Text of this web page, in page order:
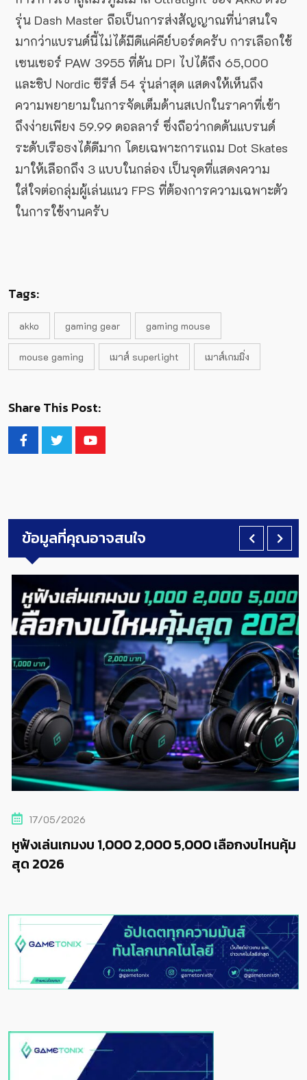
รุ่น Dash Master ถือเป็นการส่งสัญญาณที่น่าสนใจ
มากว่าแบรนด์นี้ไม่ได้มีดีแค่คีย์บอร์ดครับ การเลือกใช้
เซนเซอร์ PAW 3955 ที่ดัน DPI ไปได้ถึง 65,000
และชิป Nordic ซีรีส์ 54 รุ่นล่าสุด แสดงให้เห็นถึง
ความพยายามในการจัดเต็มด้านสเปกในราคาที่เข้า
ถึงง่ายเพียง 59.99 ดอลลาร์ ซึ่งถือว่ากดดันแบรนด์
ระดับเรือธงได้ดีมาก โดยเฉพาะการแถม Dot Skates
มาให้เลือกถึง 3 แบบในกล่อง เป็นจุดที่แสดงความ
ใส่ใจต่อกลุ่มผู้เล่นแนว FPS ที่ต้องการความเฉพาะตัว
ในการใช้งานครับ
Tags:
akko gaming gear gaming mouse
mouse gaming เมาส์ superlight เมาส์เกมมิ่ง
Share This Post:
ข้อมูลที่คุณอาจสนใจ
17/05/2026
หูฟังเล่นเกมงบ 1,000 2,000 5,000 เลือกงบไหนคุ้ม
สุด 2026